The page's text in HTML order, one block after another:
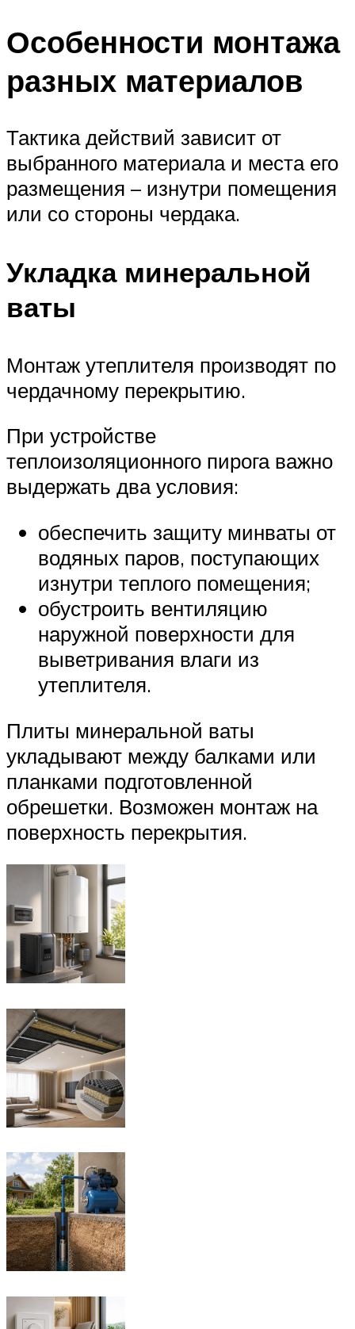
Особенности монтажа
разных материалов
Тактика действий зависит от
выбранного материала и места его
размещения – изнутри помещения
или со стороны чердака.
Укладка минеральной
ваты
Монтаж утеплителя производят по
чердачному перекрытию.
При устройстве
теплоизоляционного пирога важно
выдержать два условия:
обеспечить защиту минваты от
водяных паров, поступающих
изнутри теплого помещения;
обустроить вентиляцию
наружной поверхности для
выветривания влаги из
утеплителя.
Плиты минеральной ваты
укладывают между балками или
планками подготовленной
обрешетки. Возможен монтаж на
поверхность перекрытия.